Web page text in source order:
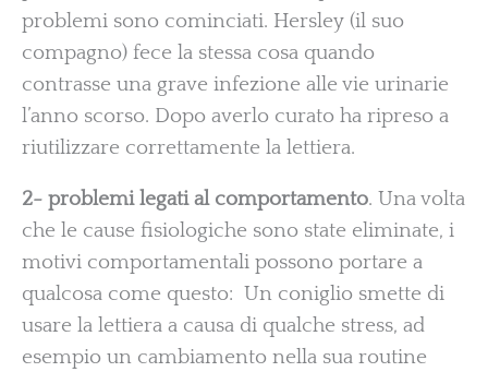
problemi sono cominciati. Hersley (il suo
compagno) fece la stessa cosa quando
contrasse una grave infezione alle vie urinarie
l’anno scorso. Dopo averlo curato ha ripreso a
riutilizzare correttamente la lettiera.
2- problemi legati al comportamento. Una volta
che le cause fisiologiche sono state eliminate, i
motivi comportamentali possono portare a
qualcosa come questo: Un coniglio smette di
usare la lettiera a causa di qualche stress, ad
esempio un cambiamento nella sua routine